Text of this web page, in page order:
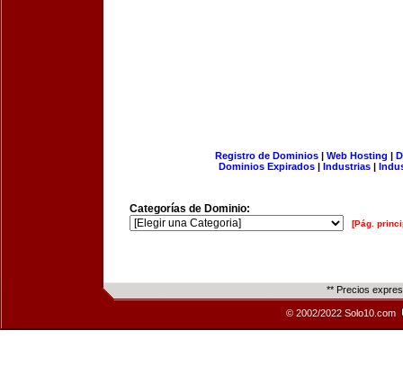
Registro de Dominios| Web Hosting |
Dominios Expirados | Industrias |
Categorías de Dominio:
[Pág.
** Precios
© 2002/2022 Solo10.com